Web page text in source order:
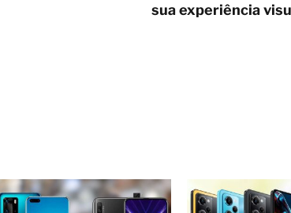
sua experiência